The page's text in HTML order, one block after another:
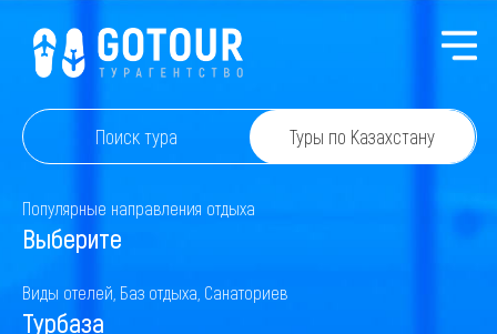
Поиск тура Туры по Казахстану
Популярные направления отдыха
Выберите
Виды отелей, Баз отдыха, Санаториев
Турбаза